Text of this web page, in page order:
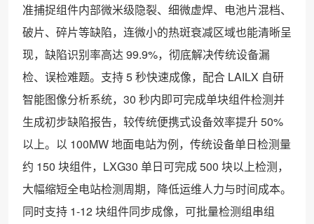
准捕捉组件内部微米级隐裂、细微虚焊、电池片混档、
破片、碎片等缺陷，连微小的热斑衰减区域也能清晰呈
现，缺陷识别率高达 99.9%，彻底解决传统设备漏
检、误检难题。支持 5 秒快速成像，配合 LAILX 自研
智能图像分析系统，30 秒内即可完成单块组件检测并
生成初步缺陷报告，较传统便携式设备效率提升 50%
以上。以 100MW 地面电站为例，传统设备单日检测量
约 150 块组件，LXG30 单日可完成 500 块以上检测，
大幅缩短全电站检测周期，降低运维人力与时间成本。
同时支持 1-12 块组件同步成像，可批量检测组串组